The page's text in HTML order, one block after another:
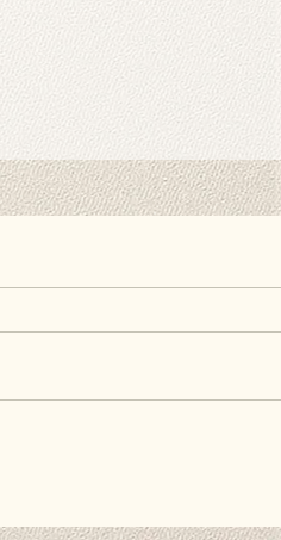
benötigt. Sie können ihn
du es als Abdeckung an die Wand
kannst du auch doppelseitiges
Klebestreifen verwenden. Diese
separat erhältlich und nicht im
alle häufig gestellten Fragen.